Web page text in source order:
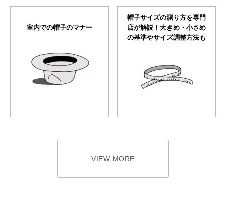
室内での帽子のマナー
帽子サイズの測り方を専門
店が解説！大きめ・小さめ
の基準やサイズ調整方法も
VIEW MORE